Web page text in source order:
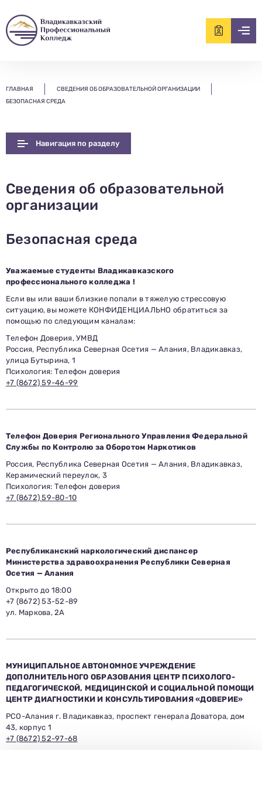
ГЛАВНАЯ
СВЕДЕНИЯ ОБ ОБРАЗОВАТЕЛЬНОЙ ОРГАНИЗАЦИИ
БЕЗОПАСНАЯ СРЕДА
Навигация по разделу
Сведения об образовательной
организации
Безопасная среда
Уважаемые студенты Владикавказского
профессионального колледжа !
Если вы или ваши близкие попали в тяжелую стрессовую
ситуацию, вы можете КОНФИДЕНЦИАЛЬНО обратиться за
помощью по следующим каналам:
Телефон Доверия, УМВД
Россия, Республика Северная Осетия — Алания, Владикавказ,
улица Бутырина, 1
Психология: Телефон доверия
+7 (8672) 59-46-99
Телефон Доверия Регионального Управления Федеральной
Службы по Контролю за Оборотом Наркотиков
Россия, Республика Северная Осетия — Алания, Владикавказ,
Керамический переулок, 3
Психология: Телефон доверия
+7 (8672) 59-80-10
Республиканский наркологический диспансер
Министерства здравоохранения Республики Северная
Осетия — Алания
Открыто до 18:00
+7 (8672) 53-52-89
ул. Маркова, 2А
МУНИЦИПАЛЬНОЕ АВТОНОМНОЕ УЧРЕЖДЕНИЕ
ДОПОЛНИТЕЛЬНОГО ОБРАЗОВАНИЯ ЦЕНТР ПСИХОЛОГО-
ПЕДАГОГИЧЕСКОЙ, МЕДИЦИНСКОЙ И СОЦИАЛЬНОЙ ПОМОЩИ
ЦЕНТР ДИАГНОСТИКИ И КОНСУЛЬТИРОВАНИЯ «ДОВЕРИЕ»
РСО-Алания г. Владикавказ, проспект генерала Доватора, дом
43, корпус 1
+7 (8672) 52-97-68
Отправить заявку
Нажимая кнопку «Отправить», я даю согласие на обработку моих персональных
данных в соответствии с Федеральным законом от 27.07.2006 № 152-ФЗ «О
персональных данных», на условиях и для целей, определенных в